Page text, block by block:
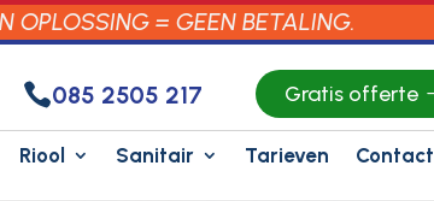
OPLOSSING = GEEN BETALING.
085 2505 217 Gratis offerte
Riool Sanitair Tarieven Contact